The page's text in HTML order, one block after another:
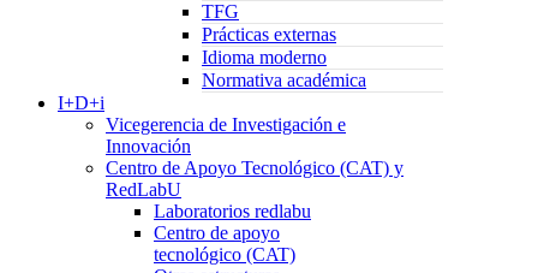
TFG
Prácticas externas
Idioma moderno
Normativa académica
I+D+i
Vicegerencia de Investigación e
Innovación
Centro de Apoyo Tecnológico (CAT) y
RedLabU
Laboratorios redlabu
Centro de apoyo
tecnológico (CAT)